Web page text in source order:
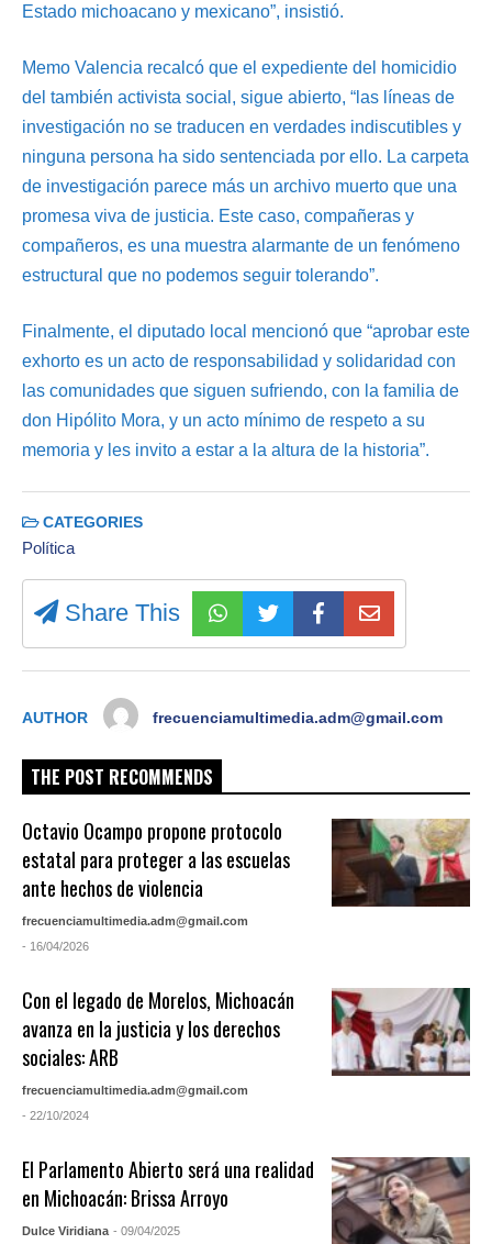
Estado michoacano y mexicano”, insistió.
Memo Valencia recalcó que el expediente del homicidio
del también activista social, sigue abierto, “las líneas de
investigación no se traducen en verdades indiscutibles y
ninguna persona ha sido sentenciada por ello. La carpeta
de investigación parece más un archivo muerto que una
promesa viva de justicia. Este caso, compañeras y
compañeros, es una muestra alarmante de un fenómeno
estructural que no podemos seguir tolerando”.
Finalmente, el diputado local mencionó que “aprobar este
exhorto es un acto de responsabilidad y solidaridad con
las comunidades que siguen sufriendo, con la familia de
don Hipólito Mora, y un acto mínimo de respeto a su
memoria y les invito a estar a la altura de la historia”.
CATEGORIES
Política
Share This
AUTHOR frecuenciamultimedia.adm@gmail.com
THE POST RECOMMENDS
Octavio Ocampo propone protocolo
estatal para proteger a las escuelas
ante hechos de violencia
frecuenciamultimedia.adm@gmail.com
- 16/04/2026
Con el legado de Morelos, Michoacán
avanza en la justicia y los derechos
sociales: ARB
frecuenciamultimedia.adm@gmail.com
- 22/10/2024
El Parlamento Abierto será una realidad
en Michoacán: Brissa Arroyo
Dulce Viridiana - 09/04/2025